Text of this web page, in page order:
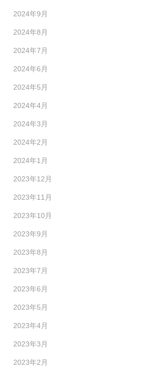
2024年9月
2024年8月
2024年7月
2024年6月
2024年5月
2024年4月
2024年3月
2024年2月
2024年1月
2023年12月
2023年11月
2023年10月
2023年9月
2023年8月
2023年7月
2023年6月
2023年5月
2023年4月
2023年3月
2023年2月